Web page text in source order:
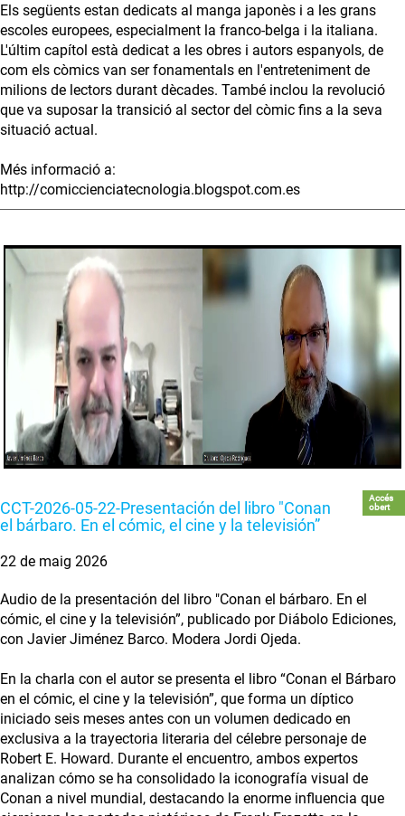
Els següents estan dedicats al manga japonès i a les grans
escoles europees, especialment la franco-belga i la italiana.
L'últim capítol està dedicat a les obres i autors espanyols, de
com els còmics van ser fonamentals en l'entreteniment de
milions de lectors durant dècades. També inclou la revolució
que va suposar la transició al sector del còmic fins a la seva
situació actual.
Més informació a:
http://comiccienciatecnologia.blogspot.com.es
CCT-2026-05-22-Presentación del libro "Conan
el bárbaro. En el cómic, el cine y la televisión”
Accés
obert
22 de maig 2026
Audio de la presentación del libro "Conan el bárbaro. En el
cómic, el cine y la televisión”, publicado por Diábolo Ediciones,
con Javier Jiménez Barco. Modera Jordi Ojeda.
En la charla con el autor se presenta el libro “Conan el Bárbaro
en el cómic, el cine y la televisión”, que forma un díptico
iniciado seis meses antes con un volumen dedicado en
exclusiva a la trayectoria literaria del célebre personaje de
Robert E. Howard. Durante el encuentro, ambos expertos
analizan cómo se ha consolidado la iconografía visual de
Conan a nivel mundial, destacando la enorme influencia que